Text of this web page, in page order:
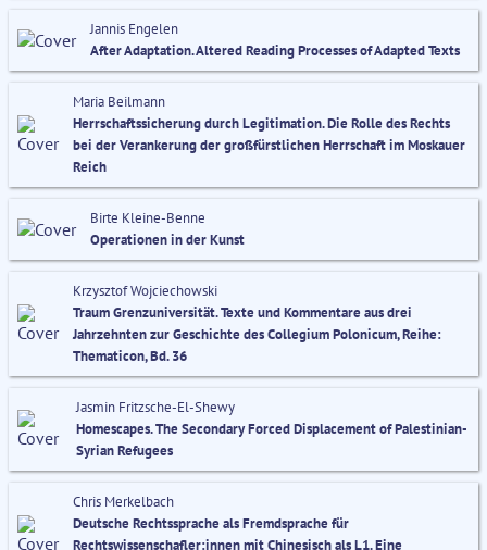
Jannis Engelen
After Adaptation. Altered Reading Processes of Adapted Texts
Maria Beilmann
Herrschaftssicherung durch Legitimation. Die Rolle des Rechts
bei der Verankerung der großfürstlichen Herrschaft im Moskauer
Reich
Birte Kleine-Benne
Operationen in der Kunst
Krzysztof Wojciechowski
Traum Grenzuniversität. Texte und Kommentare aus drei
Jahrzehnten zur Geschichte des Collegium Polonicum, Reihe:
Thematicon, Bd. 36
Jasmin Fritzsche-El-Shewy
Homescapes. The Secondary Forced Displacement of Palestinian-
Syrian Refugees
Chris Merkelbach
Deutsche Rechtssprache als Fremdsprache für
Rechtswissenschafler:innen mit Chinesisch als L1. Eine